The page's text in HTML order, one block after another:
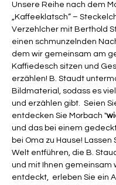
Unsere Reihe nach dem
„Kaffeeklatsch“ –
Verzehlcher mit Berthold
einen schmunzelnden
dem wir gemeinsam am
Kaffiedesch sitzen und
erzählen! B. Staudt
Bildmaterial, sodass es
und erzählen gibt.  Seien
entdecken Sie Morbach "
und das bei einem
bei Oma zu Hause! Lassen
Welt entführen, die B.
und mit Ihnen gemeinsam
entdeckt,  erleben Sie ein